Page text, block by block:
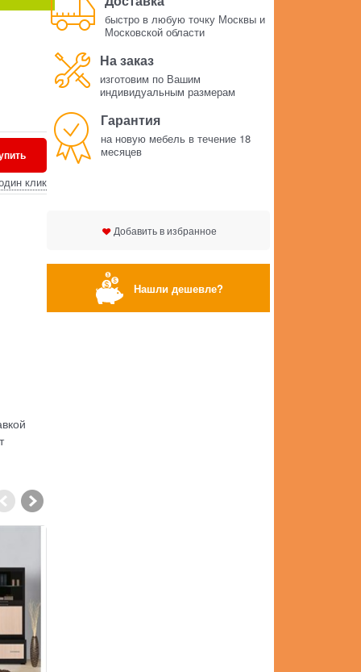
клик
быстро в любую точку Москвы и
Московской области
На заказ
изготовим по Вашим
индивидуальным размерам
Гарантия
на новую мебель в течение 18
месяцев
Добавить в избранное
Нашли дешевле?